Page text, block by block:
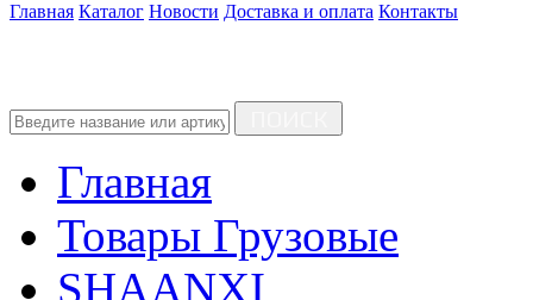
Главная Каталог Новости Доставка и оплата Контакты
Главная
Товары Грузовые
SHAANXI